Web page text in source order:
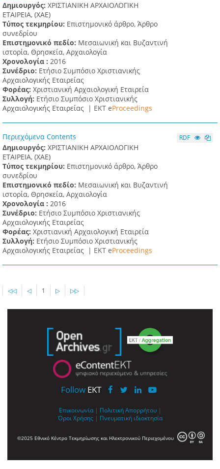
Δημιουργός: ΧΡΙΣΤΙΑΝΙΚΗ ΑΡΧΑΙΟΛΟΓΙΚΗ
ΕΤΑΙΡΕΙΑ, (XAE)
Τύπος τεκμηρίου: Επιστημονικό άρθρο, Άρθρο
συνεδρίου
Επιστημονικό πεδίο: Μεσαιωνική και Βυζαντινή
ιστορία, Θρησκεία, Αρχαιολογία
Χρονολογία : 2016
Συνέδριο: Ετήσιο Συμπόσιο Χριστιανικής
Αρχαιολογικής Εταιρείας
Φορέας: Χριστιανική Αρχαιολογική Εταιρεία
Συλλογή: Ετήσιο Συμπόσιο Χριστιανικής
Αρχαιολογικής Εταιρείας | ΕΚΤ eProceedings
Περιεχόμενα Contents
Δημιουργός: ΧΡΙΣΤΙΑΝΙΚΗ ΑΡΧΑΙΟΛΟΓΙΚΗ
ΕΤΑΙΡΕΙΑ, (XAE)
Τύπος τεκμηρίου: Επιστημονικό άρθρο, Άρθρο
συνεδρίου
Επιστημονικό πεδίο: Μεσαιωνική και Βυζαντινή
ιστορία, Θρησκεία, Αρχαιολογία
Χρονολογία : 2016
Συνέδριο: Ετήσιο Συμπόσιο Χριστιανικής
Αρχαιολογικής Εταιρείας
Φορέας: Χριστιανική Αρχαιολογική Εταιρεία
Συλλογή: Ετήσιο Συμπόσιο Χριστιανικής
Αρχαιολογικής Εταιρείας | ΕΚΤ eProceedings
RDF
◁◁ ◁ 1 ▷ ▷▷
Follow EKT
Επικοινωνία | Πολιτική Απορρήτου |
Όροι Χρήσης | Πνευματική ιδιοκτησία
©2025 Εθνικό Κέντρο Τεκμηρίωσης και Ηλεκτρονικού Περιεχομένου